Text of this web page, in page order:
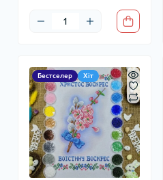
Бестселер Хіт